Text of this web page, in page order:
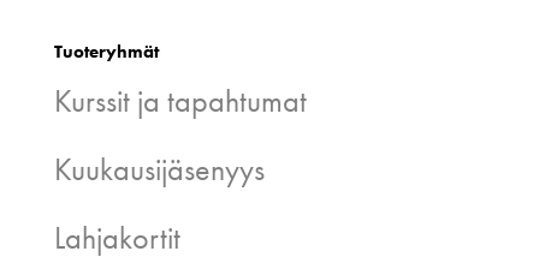
Tuoteryhmät
Kurssit ja tapahtumat
Kuukausijäsenyys
Lahjakortit